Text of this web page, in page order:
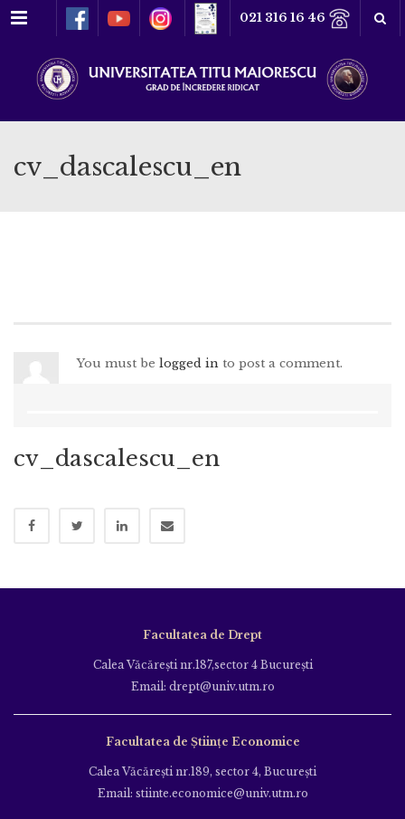
Meniu 021 316 16 46
cv_dascalescu_en
You must be logged in to post a comment.
cv_dascalescu_en
Facultatea de Drept
Calea Văcăreşti nr.187,sector 4 Bucureşti
Email: drept@univ.utm.ro
Facultatea de Științe Economice
Calea Văcăreşti nr.189, sector 4, Bucureşti
Email: stiinte.economice@univ.utm.ro